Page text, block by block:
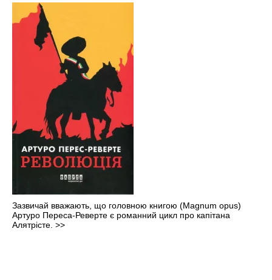
Зазвичай вважають, що головною книгою (Magnum opus)
Артуро Переса-Реверте є романний цикл про капітана
Алятрісте. >>